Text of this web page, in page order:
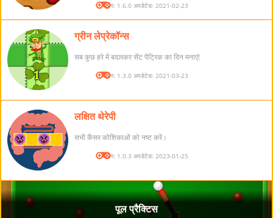
संस्करण: 1.6.0 अपडेटेडः 2021-02-23
ग्रीन लेप्रेकॉन्स
सब कुछ हरे में बदलकर सेंट पैट्रिक का दिन मनाएं!
संस्करण: 1.3.0 अपडेटेडः 2021-03-23
लक्षित थेरेपी
सभी कैंसर कोशिकाओं को नष्ट करें।
संस्करण: 1.0.3 अपडेटेडः 2023-01-25